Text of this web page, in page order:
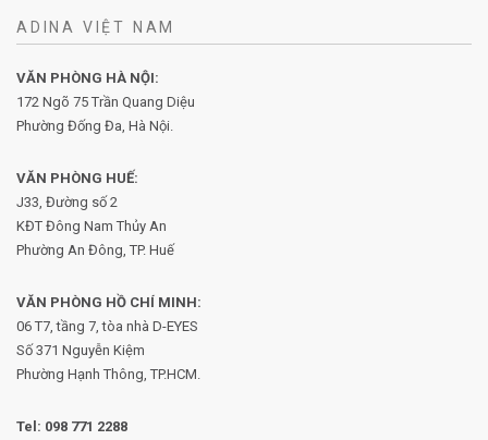
ADINA VIỆT NAM
VĂN PHÒNG HÀ NỘI:
172 Ngõ 75 Trần Quang Diệu
Phường Đống Đa, Hà Nội.
VĂN PHÒNG HUẾ:
J33, Đường số 2
KĐT Đông Nam Thủy An
Phường An Đông, TP. Huế
VĂN PHÒNG HỒ CHÍ MINH:
06 T7, tầng 7, tòa nhà D-EYES
Số 371 Nguyễn Kiệm
Phường Hạnh Thông, TP.HCM.
Tel: 098 771 2288